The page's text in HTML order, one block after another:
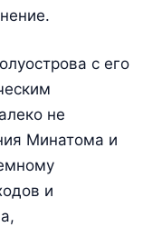
с его
не
Минатома и
и